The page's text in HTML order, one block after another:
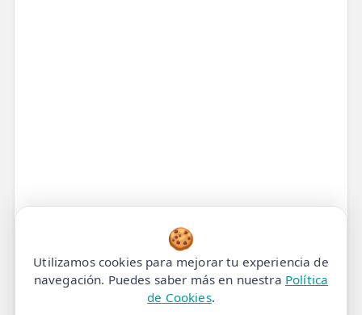
🍪
Utilizamos cookies para mejorar tu experiencia de
navegación. Puedes saber más en nuestra Política
de Cookies.